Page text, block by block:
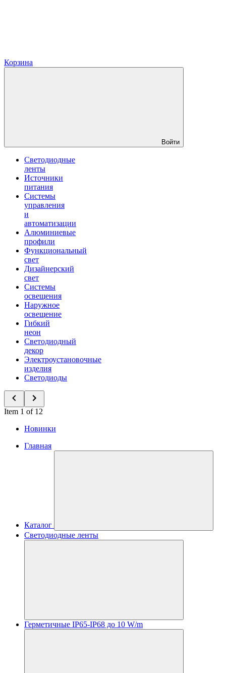
Корзина
Войти
Светодиодные
ленты
Источники
питания
Системы
управления
и
автоматизации
Алюминиевые
профили
Функциональный
свет
Дизайнерский
свет
Системы
освещения
Наружное
освещение
Гибкий
неон
Светодиодный
декор
Электроустановочные
изделия
Светодиоды
Item 1 of 12
Новинки
Главная
Каталог
Светодиодные ленты
Герметичные IP65-IP68 до 10 W/m